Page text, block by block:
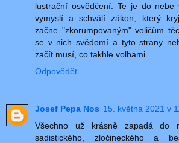
lustrační osvědčení. Te je do nebe
vymyslí a schválí zákon, který
začne "zkorumpovaným" voličům
se v nich svědomí a tyto strany
začít musí, co takhle volbami.
Odpovědět
Josef Pepa Nos 15. května 2021 v
Všechno už krásně zapadá do
sadistického, zločineckého a